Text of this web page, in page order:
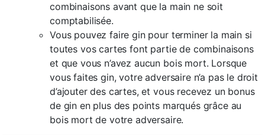
combinaisons avant que la main ne soit
comptabilisée.
Vous pouvez faire gin pour terminer la main si
toutes vos cartes font partie de combinaisons
et que vous n’avez aucun bois mort. Lorsque
vous faites gin, votre adversaire n’a pas le droit
d’ajouter des cartes, et vous recevez un bonus
de gin en plus des points marqués grâce au
bois mort de votre adversaire.